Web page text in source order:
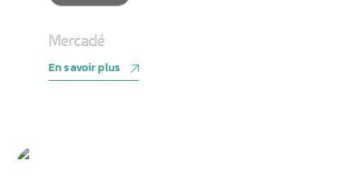
Mercadé
En savoir plus